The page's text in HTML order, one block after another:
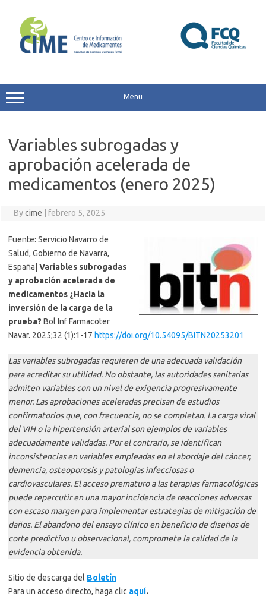
content
Menu
Variables subrogadas y
aprobación acelerada de
medicamentos (enero 2025)
Bycime febrero 5, 2025
Fuente: Servicio Navarro de
Salud, Gobierno de Navarra,
España| Variables subrogadas
y aprobación acelerada de
medicamentos ¿Hacia la
inversión de la carga de la
prueba? Bol Inf Farmacoter
Navar. 2025;32 (1):1-17 https://doi.org/10.54095/BITN20253201
Las variables subrogadas requieren de una adecuada validación
para acreditar su utilidad. No obstante, las autoridades sanitarias
admiten variables con un nivel de exigencia progresivamente
menor. Las aprobaciones aceleradas precisan de estudios
confirmatorios que, con frecuencia, no se completan. La carga viral
del VIH o la hipertensión arterial son ejemplos de variables
adecuadamente validadas. Por el contrario, se identifican
inconsistencias en variables empleadas en el abordaje del cáncer,
demencia, osteoporosis y patologías infecciosas o
cardiovasculares. El acceso prematuro a las terapias farmacológicas
puede repercutir en una mayor incidencia de reacciones adversas
con escaso margen para implementar estrategias de mitigación de
daños. El abandono del ensayo clínico en beneficio de diseños de
corte predictivo u observacional, compromete la calidad de la
evidencia obtenida.
Sitio de descarga del Boletín
Para un acceso directo, haga clic aquí.